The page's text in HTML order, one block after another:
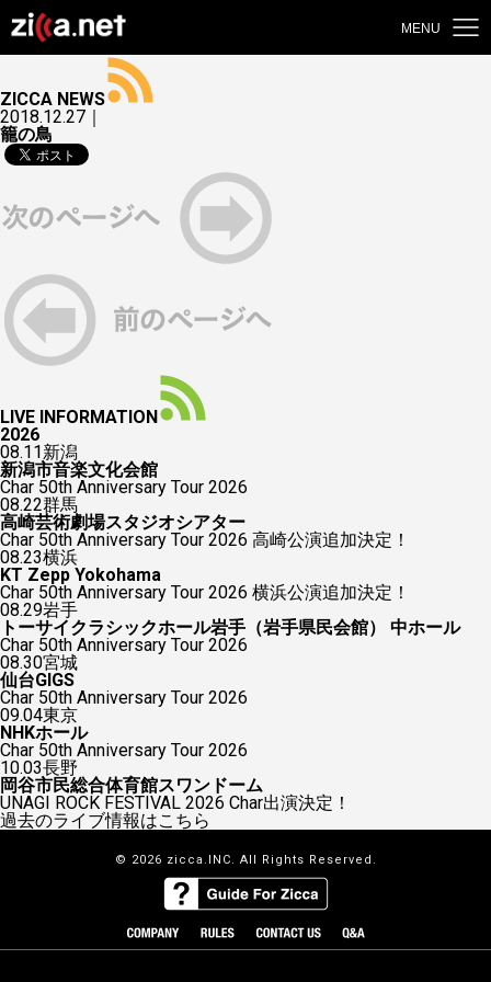
MENU
ZICCA NEWS
2018.12.27｜
籠の鳥
LIVE INFORMATION
2026
08.11新潟
新潟市音楽文化会館
Char 50th Anniversary Tour 2026
08.22群馬
高崎芸術劇場スタジオシアター
Char 50th Anniversary Tour 2026 高崎公演追加決定！
08.23横浜
KT Zepp Yokohama
Char 50th Anniversary Tour 2026 横浜公演追加決定！
08.29岩手
トーサイクラシックホール岩手（岩手県民会館） 中ホール
Char 50th Anniversary Tour 2026
08.30宮城
仙台GIGS
Char 50th Anniversary Tour 2026
09.04東京
NHKホール
Char 50th Anniversary Tour 2026
10.03長野
岡谷市民総合体育館スワンドーム
UNAGI ROCK FESTIVAL 2026 Char出演決定！
過去のライブ情報はこちら
© 2026 zicca.INC. All Rights Reserved.